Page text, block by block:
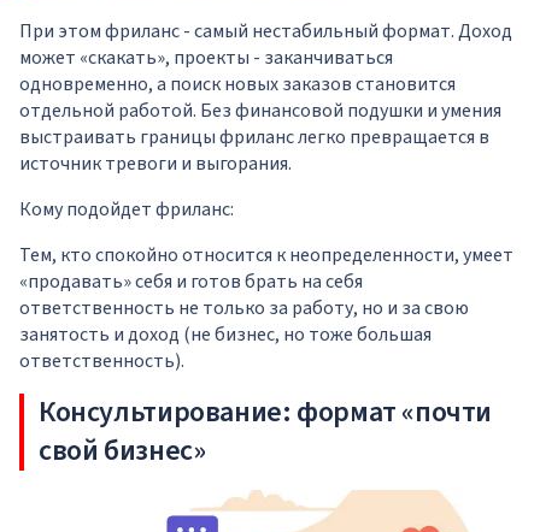
При этом фриланс - самый нестабильный формат. Доход
может «скакать», проекты - заканчиваться
одновременно, а поиск новых заказов становится
отдельной работой. Без финансовой подушки и умения
выстраивать границы фриланс легко превращается в
источник тревоги и выгорания.
Кому подойдет фриланс:
Тем, кто спокойно относится к неопределенности, умеет
«продавать» себя и готов брать на себя
ответственность не только за работу, но и за свою
занятость и доход (не бизнес, но тоже большая
ответственность).
Консультирование: формат «почти
свой бизнес»